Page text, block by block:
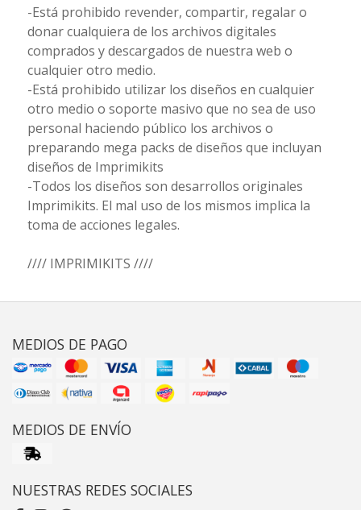
-Está prohibido revender, compartir, regalar o
donar cualquiera de los archivos digitales
comprados y descargados de nuestra web o
cualquier otro medio.
-Está prohibido utilizar los diseños en cualquier
otro medio o soporte masivo que no sea de uso
personal haciendo público los archivos o
preparando mega packs de diseños que incluyan
diseños de Imprimikits
-Todos los diseños son desarrollos originales
Imprimikits. El mal uso de los mismos implica la
toma de acciones legales.
//// IMPRIMIKITS ////
MEDIOS DE PAGO
MEDIOS DE ENVÍO
NUESTRAS REDES SOCIALES